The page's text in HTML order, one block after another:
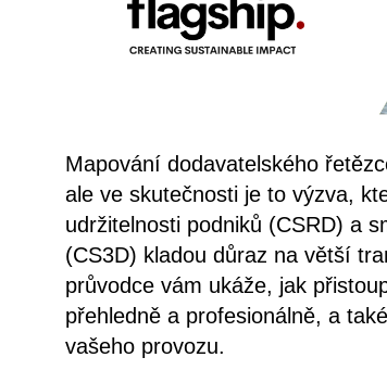
Mapování dodavatelského
ale ve skutečnosti je to výzva,
udržitelnosti podniků (CSRD) a
(CS3D) kladou důraz na větší
průvodce vám ukáže, jak
přehledně a profesionálně, a
vašeho provozu.